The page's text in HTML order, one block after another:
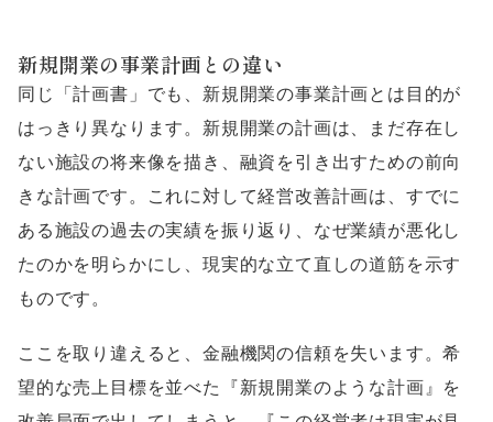
新規開業の事業計画との違い
同じ「計画書」でも、新規開業の事業計画とは目的が
はっきり異なります。新規開業の計画は、まだ存在し
ない施設の将来像を描き、融資を引き出すための前向
きな計画です。これに対して経営改善計画は、すでに
ある施設の過去の実績を振り返り、なぜ業績が悪化し
たのかを明らかにし、現実的な立て直しの道筋を示す
ものです。
ここを取り違えると、金融機関の信頼を失います。希
望的な売上目標を並べた『新規開業のような計画』を